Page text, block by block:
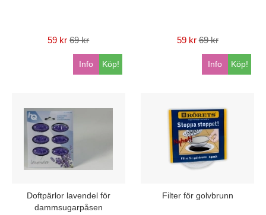
59 kr 69 kr
Köp!
Info
59 kr 69 kr
Köp!
Info
Doftpärlor lavendel för
dammsugarpåsen
Filter för golvbrunn